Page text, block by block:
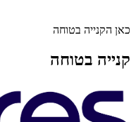
כאן הקנייה בטוחה
קנייה בטוחה